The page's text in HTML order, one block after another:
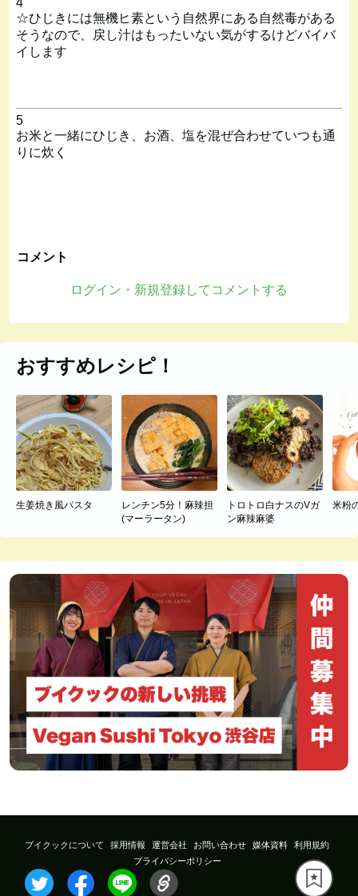
☆ひじきには無機ヒ素という自然界にある自然毒がある
そうなので、戻し汁はもったいない気がするけどバイバ
イします
5
お米と一緒にひじき、お酒、塩を混ぜ合わせていつも通
りに炊く
コメント
ログイン・新規登録してコメントする
おすすめレシピ！
生姜焼き風パスタ
レンチン5分！麻辣担
(マーラータン)
トロトロ白ナスのVガ
ン麻辣麻婆
米粉
ブイクックについて 採用情報 運営会社 お問い合わせ 媒体資料
利用規約
プライバシーポリシー